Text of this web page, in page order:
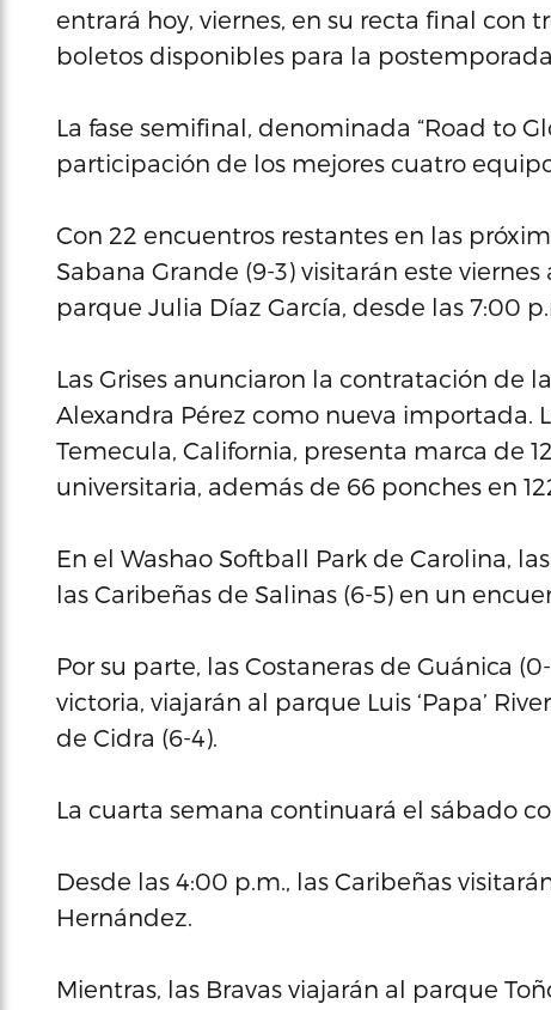
entrará hoy, viernes, en su recta final con
boletos disponibles para la
La fase semifinal, denominada “Road to
participación de los mejores cuatro
Con 22 encuentros restantes en las
Sabana Grande (9-3) visitarán este viernes
parque Julia Díaz García, desde las 7:00
Las Grises anunciaron la contratación de
Alexandra Pérez como nueva importada.
Temecula, California, presenta marca de
universitaria, además de 66 ponches en
En el Washao Softball Park de Carolina,
las Caribeñas de Salinas (6-5) en un
Por su parte, las Costaneras de Guánica
victoria, viajarán al parque Luis ‘Papa’
de Cidra (6-4).
La cuarta semana continuará el sábado
Desde las 4:00 p.m., las Caribeñas
Hernández.
Mientras, las Bravas viajarán al parque